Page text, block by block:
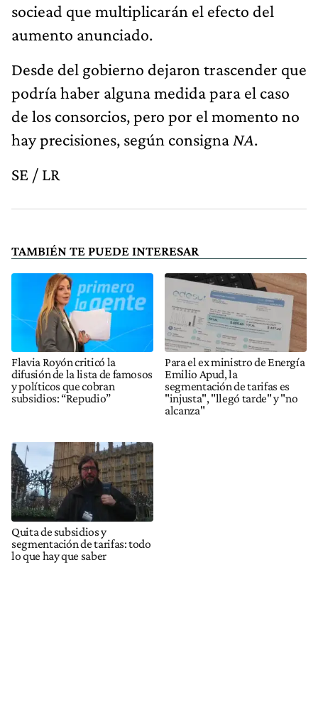
sociead que multiplicarán el efecto del
aumento anunciado.
Desde del gobierno dejaron trascender que
podría haber alguna medida para el caso
de los consorcios, pero por el momento no
hay precisiones, según consigna NA.
SE / LR
TAMBIÉN TE PUEDE INTERESAR
Flavia Royón criticó la
difusión de la lista de famosos
y políticos que cobran
subsidios: “Repudio”
Para el ex ministro de Energía
Emilio Apud, la
segmentación de tarifas es
"injusta", "llegó tarde" y "no
alcanza"
Quita de subsidios y
segmentación de tarifas: todo
lo que hay que saber